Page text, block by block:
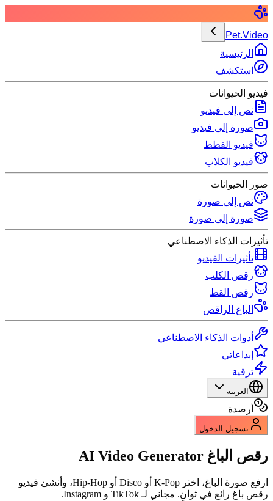
Pet.Video
الرئيسية
استكشف
فيديو الحيوانات
نص إلى فيديو
صورة إلى فيديو
فيديو القطط
فيديو الكلاب
صور الحيوانات
نص إلى صورة
صورة إلى صورة
تأثيرات الذكاء الاصطناعي
تأثيرات الفيديو
رقص الكلب
رقص القط
الباغ الراقص
أدوات الذكاء الاصطناعي
إبداعاتي
ترقية
العربية
أرصدة
تسجيل الدخول
رقص الباغ AI Video Generator
ارفع صورة الباغ، اختر K-Pop أو Disco أو Hip-Hop، وأنشئ فيديو
رقص باغ رائع في ثوانٍ. مجاني لـ TikTok و Instagram.